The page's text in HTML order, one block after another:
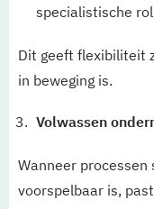
specialistische
Dit geeft flexibiliteit
in beweging is.
Volwassen
Wanneer
voorspelbaar is,